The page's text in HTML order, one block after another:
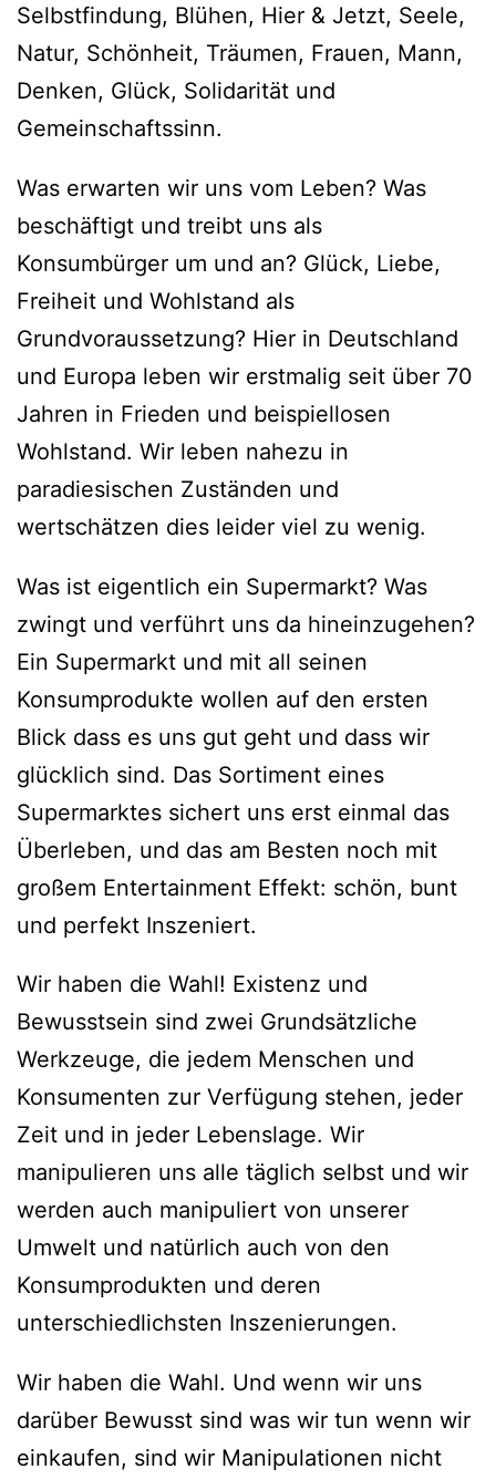
Selbstfindung, Blühen, Hier & Jetzt, Seele,
Natur, Schönheit, Träumen, Frauen, Mann,
Denken, Glück, Solidarität und
Gemeinschaftssinn.
Was erwarten wir uns vom Leben? Was
beschäftigt und treibt uns als
Konsumbürger um und an? Glück, Liebe,
Freiheit und Wohlstand als
Grundvoraussetzung? Hier in Deutschland
und Europa leben wir erstmalig seit über 70
Jahren in Frieden und beispiellosen
Wohlstand. Wir leben nahezu in
paradiesischen Zuständen und
wertschätzen dies leider viel zu wenig.
Was ist eigentlich ein Supermarkt? Was
zwingt und verführt uns da hineinzugehen?
Ein Supermarkt und mit all seinen
Konsumprodukte wollen auf den ersten
Blick dass es uns gut geht und dass wir
glücklich sind. Das Sortiment eines
Supermarktes sichert uns erst einmal das
Überleben, und das am Besten noch mit
großem Entertainment Effekt: schön, bunt
und perfekt Inszeniert.
Wir haben die Wahl! Existenz und
Bewusstsein sind zwei Grundsätzliche
Werkzeuge, die jedem Menschen und
Konsumenten zur Verfügung stehen, jeder
Zeit und in jeder Lebenslage. Wir
manipulieren uns alle täglich selbst und wir
werden auch manipuliert von unserer
Umwelt und natürlich auch von den
Konsumprodukten und deren
unterschiedlichsten Inszenierungen.
Wir haben die Wahl. Und wenn wir uns
darüber Bewusst sind was wir tun wenn wir
einkaufen, sind wir Manipulationen nicht